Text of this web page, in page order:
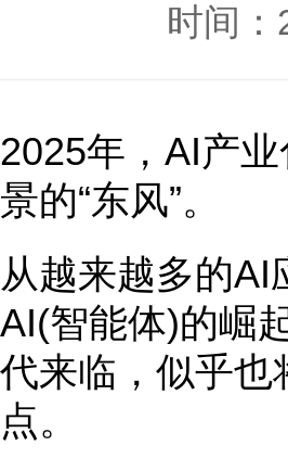
时间
2025年，AI产
景的“东风”。
从越来越多的
AI(智能体)的崛
代来临，似乎也
点。